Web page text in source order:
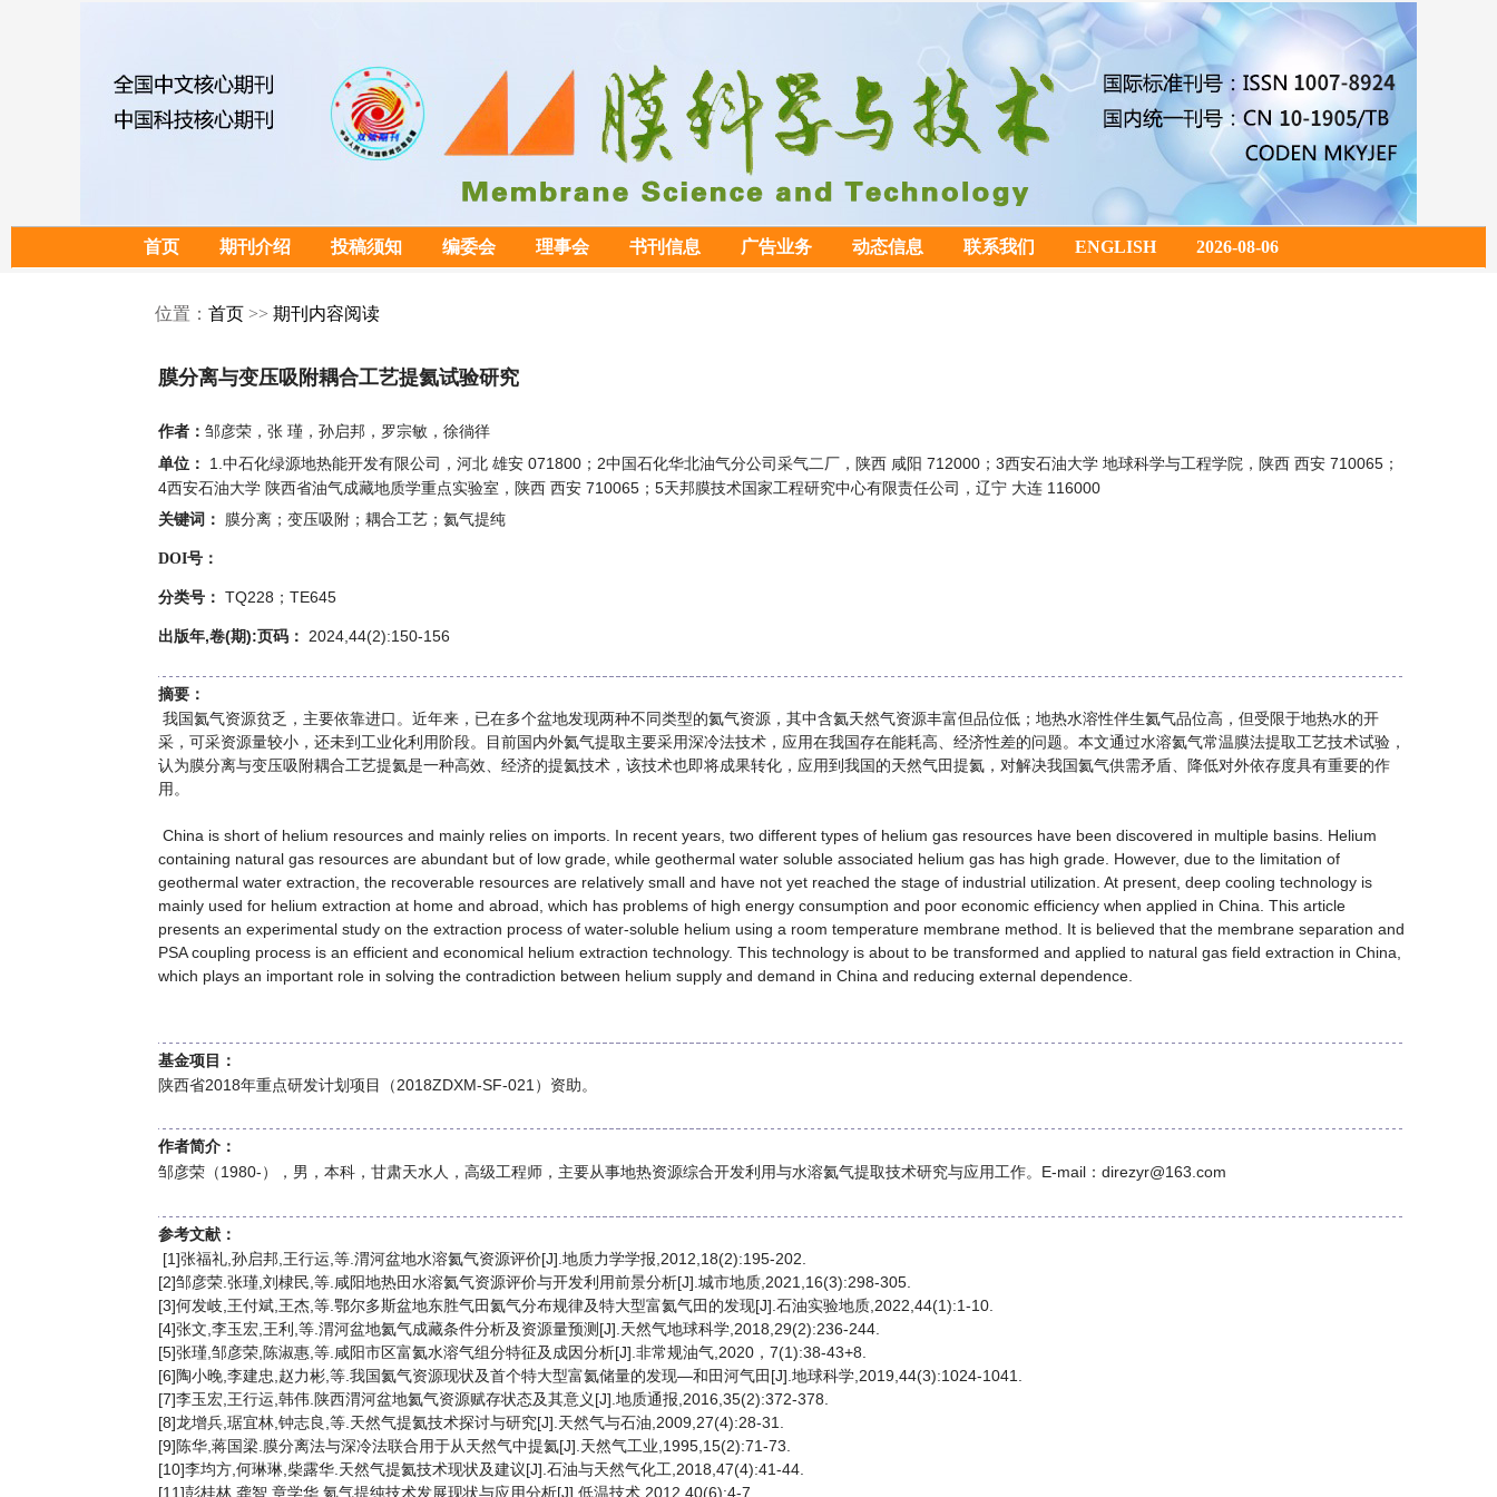
首页 期刊介绍 投稿须知 编委会 理事会 书刊信息 广告业务 动态信息 联系我们 ENGLISH 2026-08-06
位置： 首页 >> 期刊内容阅读
膜分离与变压吸附耦合工艺提氦试验研究
作者： 邹彦荣，张 瑾，孙启邦，罗宗敏，徐徜徉
单位：
1.中石化绿源地热能开发有限公司，河北 雄安 071800；2中国石化华北油气分公司采气二厂，陕西 咸阳 712000；3西安石油大学 地球科学与工程学院，陕西 西安 710065；
4西安石油大学 陕西省油气成藏地质学重点实验室，陕西 西安 710065；5天邦膜技术国家工程研究中心有限责任公司，辽宁 大连 116000
关键词： 膜分离；变压吸附；耦合工艺；氦气提纯
DOI号：
分类号： TQ228；TE645
出版年,卷(期):页码： 2024,44(2):150-156
摘要：
我国氦气资源贫乏，主要依靠进口。近年来，已在多个盆地发现两种不同类型的氦气资源，其中含氦天然气资源丰富但品位低；地热水溶性伴生氦气品位高，但受限于地热水的开
采，可采资源量较小，还未到工业化利用阶段。目前国内外氦气提取主要采用深冷法技术，应用在我国存在能耗高、经济性差的问题。本文通过水溶氦气常温膜法提取工艺技术试验，
认为膜分离与变压吸附耦合工艺提氦是一种高效、经济的提氦技术，该技术也即将成果转化，应用到我国的天然气田提氦，对解决我国氦气供需矛盾、降低对外依存度具有重要的作
用。
China is short of helium resources and mainly relies on imports. In recent years, two different types of helium gas resources have been discovered in multiple basins. Helium
containing natural gas resources are abundant but of low grade, while geothermal water soluble associated helium gas has high grade. However, due to the limitation of
geothermal water extraction, the recoverable resources are relatively small and have not yet reached the stage of industrial utilization. At present, deep cooling technology is
mainly used for helium extraction at home and abroad, which has problems of high energy consumption and poor economic efficiency when applied in China. This article
presents an experimental study on the extraction process of water-soluble helium using a room temperature membrane method. It is believed that the membrane separation and
PSA coupling process is an efficient and economical helium extraction technology. This technology is about to be transformed and applied to natural gas field extraction in China,
which plays an important role in solving the contradiction between helium supply and demand in China and reducing external dependence.
基金项目：
陕西省2018年重点研发计划项目（2018ZDXM-SF-021）资助。
作者简介：
邹彦荣（1980-），男，本科，甘肃天水人，高级工程师，主要从事地热资源综合开发利用与水溶氦气提取技术研究与应用工作。E-mail：direzyr@163.com
参考文献：
[1]张福礼,孙启邦,王行运,等.渭河盆地水溶氦气资源评价[J].地质力学学报,2012,18(2):195-202.
[2]邹彦荣.张瑾,刘棣民,等.咸阳地热田水溶氦气资源评价与开发利用前景分析[J].城市地质,2021,16(3):298-305.
[3]何发岐,王付斌,王杰,等.鄂尔多斯盆地东胜气田氦气分布规律及特大型富氦气田的发现[J].石油实验地质,2022,44(1):1-10.
[4]张文,李玉宏,王利,等.渭河盆地氦气成藏条件分析及资源量预测[J].天然气地球科学,2018,29(2):236-244.
[5]张瑾,邹彦荣,陈淑惠,等.咸阳市区富氦水溶气组分特征及成因分析[J].非常规油气,2020，7(1):38-43+8.
[6]陶小晚,李建忠,赵力彬,等.我国氦气资源现状及首个特大型富氦储量的发现—和田河气田[J].地球科学,2019,44(3):1024-1041.
[7]李玉宏,王行运,韩伟.陕西渭河盆地氦气资源赋存状态及其意义[J].地质通报,2016,35(2):372-378.
[8]龙增兵,琚宜林,钟志良,等.天然气提氦技术探讨与研究[J].天然气与石油,2009,27(4):28-31.
[9]陈华,蒋国梁.膜分离法与深冷法联合用于从天然气中提氦[J].天然气工业,1995,15(2):71-73.
[10]李均方,何琳琳,柴露华.天然气提氦技术现状及建议[J].石油与天然气化工,2018,47(4):41-44.
[11]彭桂林,龚智,章学华.氦气提纯技术发展现状与应用分析[J].低温技术,2012,40(6):4-7.